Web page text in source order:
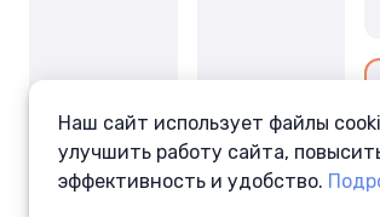
Наш сайт использует файлы
улучшить работу сайта,
эффективность и удобство.